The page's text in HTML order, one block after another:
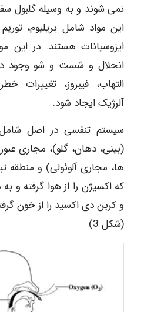
نمی شوند و به وسیله گلبول
ایزوسیانات هستند. در این
انحلال و شست و شو وجود
التهاب، فیبروز،
آلرژیک ایجاد شود.
سیستم تنفسی در اصل
(بینی، دهان، گلو)، مجاری
ها، مجاری آلوئولی) و منطقه
که اکسیژن را از هوا گرفته
و کربن دی اکسید را از خون
(شکل 3)